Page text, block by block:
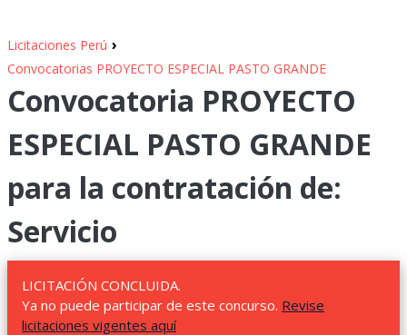
Licitaciones Perú ›
Convocatorias PROYECTO ESPECIAL PASTO GRANDE
Convocatoria PROYECTO
ESPECIAL PASTO GRANDE
para la contratación de:
Servicio
LICITACIÓN CONCLUIDA.
Ya no puede participar de este concurso. Revise
licitaciones vigentes aquí